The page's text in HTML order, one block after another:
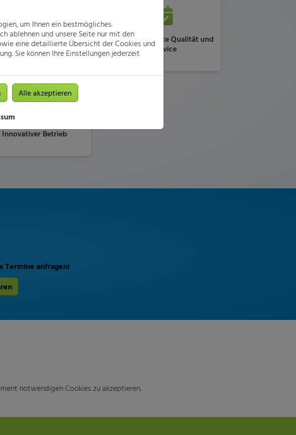
Technik und
Ausstattung
Ausgezeichnete Qualität und
Service
Innovativer Betrieb
Termine anfragen!
notwendigen Cookies zu akzeptieren.
um Ihnen ein bestmögliches
ablehnen und unsere Seite nur mit den
eine detaillierte Übersicht der Cookies und
Sie können Ihre Einstellungen jederzeit
Alle akzeptieren